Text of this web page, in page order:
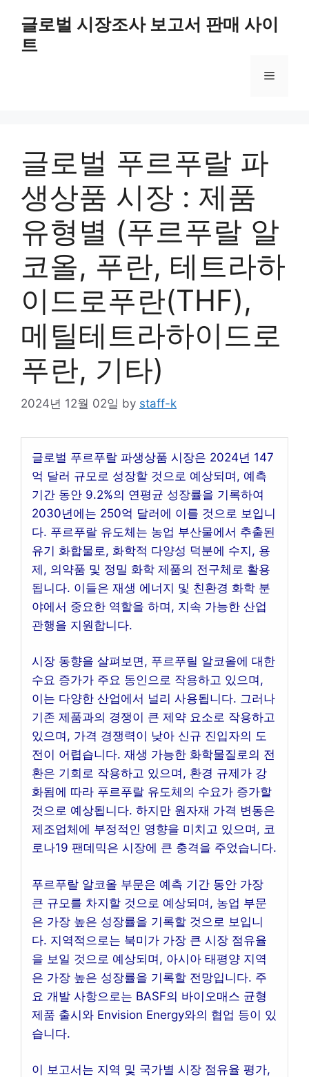
content
글로벌 시장조사 보고서 판매 사이
트
Menu
글로벌 푸르푸랄 파
생상품 시장 : 제품
유형별 (푸르푸랄 알
코올, 푸란, 테트라하
이드로푸란(THF),
메틸테트라하이드로
푸란, 기타)
2024년 12월 02일 by staff-k
글로벌 푸르푸랄 파생상품 시장은 2024년 147
억 달러 규모로 성장할 것으로 예상되며, 예측
기간 동안 9.2%의 연평균 성장률을 기록하여
2030년에는 250억 달러에 이를 것으로 보입니
다. 푸르푸랄 유도체는 농업 부산물에서 추출된
유기 화합물로, 화학적 다양성 덕분에 수지, 용
제, 의약품 및 정밀 화학 제품의 전구체로 활용
됩니다. 이들은 재생 에너지 및 친환경 화학 분
야에서 중요한 역할을 하며, 지속 가능한 산업
관행을 지원합니다.
시장 동향을 살펴보면, 푸르푸릴 알코올에 대한
수요 증가가 주요 동인으로 작용하고 있으며,
이는 다양한 산업에서 널리 사용됩니다. 그러나
기존 제품과의 경쟁이 큰 제약 요소로 작용하고
있으며, 가격 경쟁력이 낮아 신규 진입자의 도
전이 어렵습니다. 재생 가능한 화학물질로의 전
환은 기회로 작용하고 있으며, 환경 규제가 강
화됨에 따라 푸르푸랄 유도체의 수요가 증가할
것으로 예상됩니다. 하지만 원자재 가격 변동은
제조업체에 부정적인 영향을 미치고 있으며, 코
로나19 팬데믹은 시장에 큰 충격을 주었습니다.
푸르푸랄 알코올 부문은 예측 기간 동안 가장
큰 규모를 차지할 것으로 예상되며, 농업 부문
은 가장 높은 성장률을 기록할 것으로 보입니
다. 지역적으로는 북미가 가장 큰 시장 점유율
을 보일 것으로 예상되며, 아시아 태평양 지역
은 가장 높은 성장률을 기록할 전망입니다. 주
요 개발 사항으로는 BASF의 바이오매스 균형
제품 출시와 Envision Energy와의 협업 등이 있
습니다.
이 보고서는 지역 및 국가별 시장 점유율 평가,